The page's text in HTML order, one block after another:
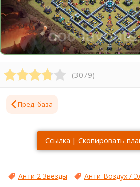
(3079)
Пред. база
Ссылка | Скопировать
Анти 2 Звезды Анти-Воздух /